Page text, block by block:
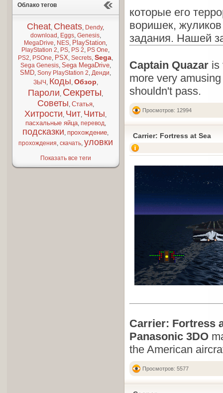
Облако тегов
Cheat, Cheats, Dendy,
download , Eggs, Genesis,
MegaDrive, NES, PlayStation,
PlayStation 2, PS, PS 2, PS One,
PS2, PSOne, PSX,Secrets,Sega,
Sega Genesis, Sega MegaDrive,
SMD,Sony PlayStation 2,Денди,
ЗЫЧ , Коды, Обзор,
Пароли, Секреты,
Советы, Статья,
Хитрости, Чит, Читы,
пасхальные яйца, перевод,
подсказки, прохождение,
прохождения, скачать, уловки
Показать все теги
которые его
воришек,
задания. Нашей
Captain Quazar is
more very
shouldn't pass.
Просмотров: 12994
Carrier: Fortress at Sea
Carrier: Fortress
Panasonic 3DO
the American
Просмотров: 5577